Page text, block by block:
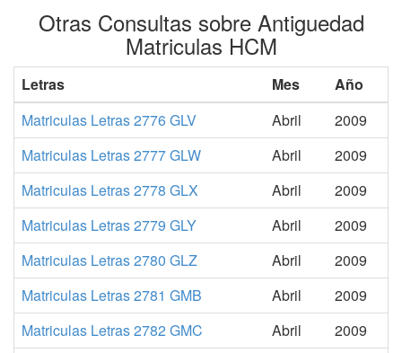
Otras Consultas sobre Antiguedad
Matriculas HCM
Letras Mes
Año
Matriculas Letras 2776 GLV
Abril
2009
Matriculas Letras 2777 GLW
Abril
2009
Matriculas Letras 2778 GLX
Abril
2009
Matriculas Letras 2779 GLY
Abril
2009
Matriculas Letras 2780 GLZ
Abril
2009
Matriculas Letras 2781 GMB
Abril
2009
Matriculas Letras 2782 GMC
Abril
2009